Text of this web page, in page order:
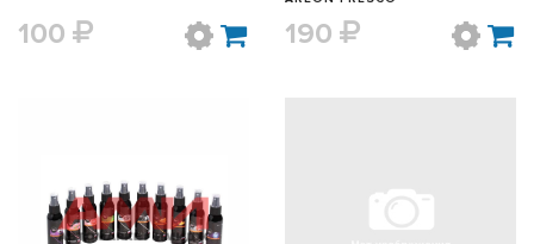
100 190
БЫСТРЫЙ ПРОСМОТР